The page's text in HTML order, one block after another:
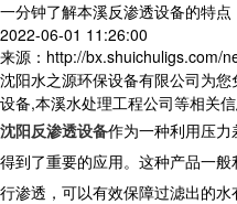
一分钟了解本溪反渗透设备的特点
2022-06-01 11:26:00
来源：http://bx.shuichuligs.com/
沈阳水之源环保设备有限公司为您
设备,本溪水处理工程公司等相关
沈阳反渗透设备作为一种利用压
得到了重要的应用。这种产品一
行渗透，可以有效保障过滤出的